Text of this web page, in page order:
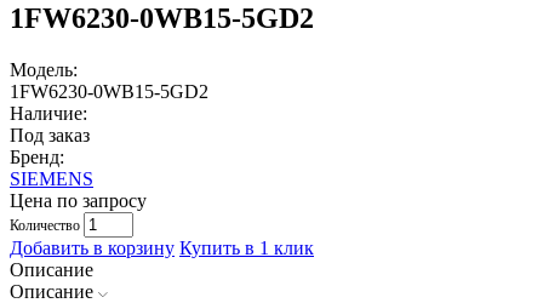
1FW6230-0WB15-5GD2
Модель:
1FW6230-0WB15-5GD2
Наличие:
Под заказ
Бренд:
SIEMENS
Цена по запросу
Количество
Добавить в корзину Купить в 1 клик
Описание
Описание